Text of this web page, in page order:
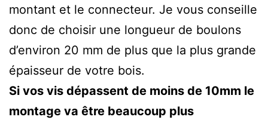
montant et le connecteur. Je vous conseille
donc de choisir une longueur de boulons
d’environ 20 mm de plus que la plus grande
épaisseur de votre bois.
Si vos vis dépassent de moins de 10mm le
montage va être beaucoup plus